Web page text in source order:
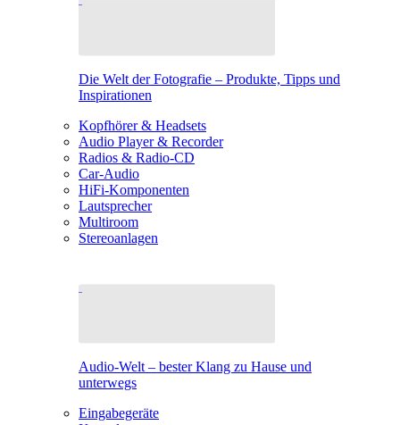
Die Welt der Fotografie – Produkte, Tipps und
Inspirationen
Kopfhörer & Headsets
Audio Player & Recorder
Radios & Radio-CD
Car-Audio
HiFi-Komponenten
Lautsprecher
Multiroom
Stereoanlagen
Audio-Welt – bester Klang zu Hause und
unterwegs
Eingabegeräte